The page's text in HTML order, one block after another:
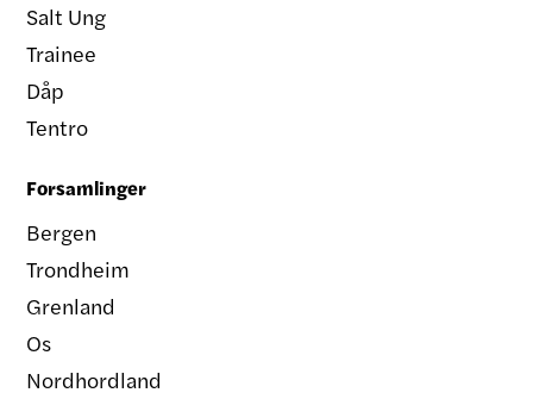
Salt Ung
Trainee
Dåp
Tentro
Forsamlinger
Bergen
Trondheim
Grenland
Os
Nordhordland